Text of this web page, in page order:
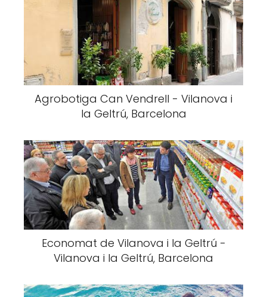
Agrobotiga Can Vendrell - Vilanova i
la Geltrú, Barcelona
Economat de Vilanova i la Geltrú -
Vilanova i la Geltrú, Barcelona